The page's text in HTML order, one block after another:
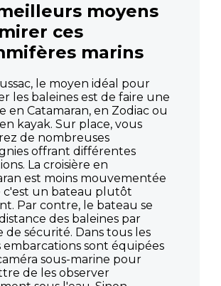
moyens
ces
marins
le moyen idéal pour
les baleines est de faire une
en Catamaran, en Zodiac ou
kayak. Sur place, vous
de nombreuses
offrant différentes
La croisière en
est moins mouvementée
c'est un bateau plutôt
Par contre, le bateau se
des baleines par
de sécurité. Dans tous les
embarcations sont équipées
sous-marine pour
de les observer